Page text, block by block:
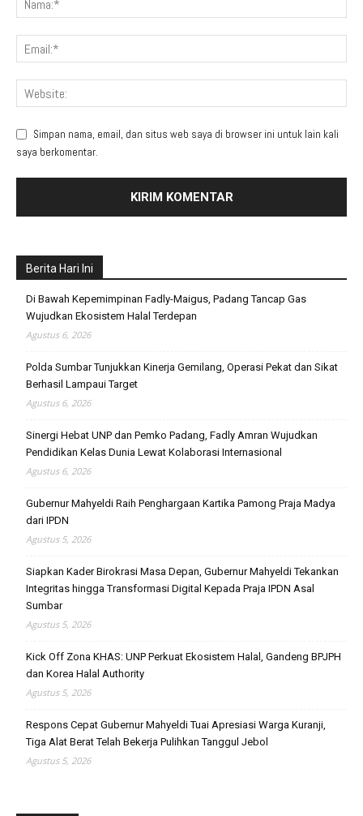
Simpan nama, email, dan situs web saya di browser ini untuk lain kali
saya berkomentar.
Berita Hari Ini
Di Bawah Kepemimpinan Fadly-Maigus, Padang Tancap Gas
Wujudkan Ekosistem Halal Terdepan
Agustus 6, 2026
Polda Sumbar Tunjukkan Kinerja Gemilang, Operasi Pekat dan Sikat
Berhasil Lampaui Target
Agustus 6, 2026
Sinergi Hebat UNP dan Pemko Padang, Fadly Amran Wujudkan
Pendidikan Kelas Dunia Lewat Kolaborasi Internasional
Agustus 6, 2026
Gubernur Mahyeldi Raih Penghargaan Kartika Pamong Praja Madya
dari IPDN
Agustus 5, 2026
Siapkan Kader Birokrasi Masa Depan, Gubernur Mahyeldi Tekankan
Integritas hingga Transformasi Digital Kepada Praja IPDN Asal
Sumbar
Agustus 5, 2026
Kick Off Zona KHAS: UNP Perkuat Ekosistem Halal, Gandeng BPJPH
dan Korea Halal Authority
Agustus 5, 2026
Respons Cepat Gubernur Mahyeldi Tuai Apresiasi Warga Kuranji,
Tiga Alat Berat Telah Bekerja Pulihkan Tanggul Jebol
Agustus 5, 2026